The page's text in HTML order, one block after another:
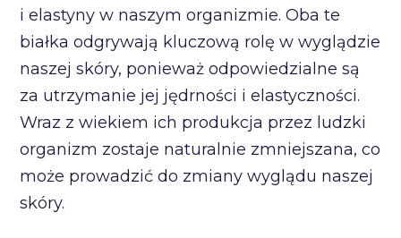
i elastyny w naszym organizmie. Oba te
białka odgrywają kluczową rolę w wyglądzie
naszej skóry, ponieważ odpowiedzialne są
za utrzymanie jej jędrności i elastyczności.
Wraz z wiekiem ich produkcja przez ludzki
organizm zostaje naturalnie zmniejszana, co
może prowadzić do zmiany wyglądu naszej
skóry.